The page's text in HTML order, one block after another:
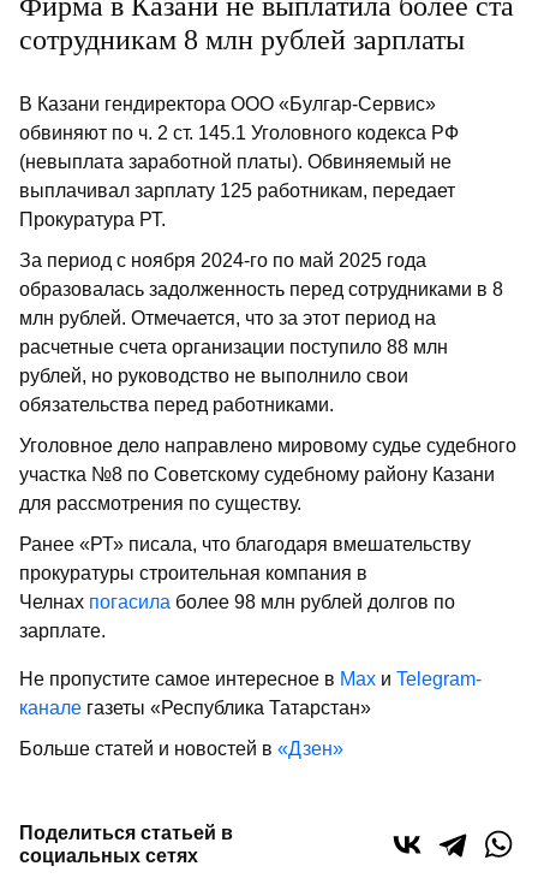
сотрудникам 8 млн рублей зарплаты
В Казани гендиректора ООО «Булгар-Сервис»
обвиняют по ч. 2 ст. 145.1 Уголовного кодекса РФ
(невыплата заработной платы). Обвиняемый не
выплачивал зарплату 125 работникам, передает
Прокуратура РТ.
За период с ноября 2024-го по май 2025 года
образовалась задолженность перед сотрудниками в 8
млн рублей. Отмечается, что за этот период на
расчетные счета организации поступило 88 млн
рублей, но руководство не выполнило свои
обязательства перед работниками.
Уголовное дело направлено мировому судье судебного
участка №8 по Советскому судебному району Казани
для рассмотрения по существу.
Ранее «РТ» писала, что благодаря вмешательству
прокуратуры строительная компания в
Челнах погасила более 98 млн рублей долгов по
зарплате.
Не пропустите самое интересное в Max и Telegram-
канале газеты «Республика Татарстан»
Больше статей и новостей в «Дзен»
Поделиться статьей в
социальных сетях